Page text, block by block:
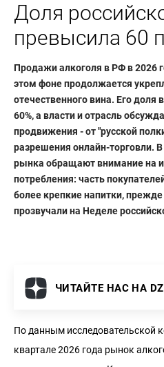
Доля
превысила 60
Продажи алкоголя в РФ в 2026
этом фоне продолжается
отечественного вина. Его
60%, а власти и отрасль
продвижения - от "русской
разрешения онлайн-торговли.
рынка обращают внимание на
потребления: часть
более крепкие напитки,
прозвучали на Неделе
ЧИТАЙТЕ НАС НА
По данным исследовательской
квартале 2026 года рынок